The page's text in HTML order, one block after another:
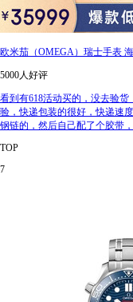
欧米茄（OMEGA）瑞士手表
5000人好评
看到有618活动买的，没去验
验，快递包装的很好，快递速
钢链的，然后自己配了个胶带
TOP
7